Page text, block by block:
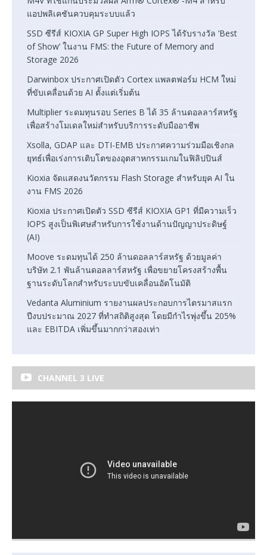
แอปพลิเคชันควบคุมระบบแล้ว
SSD ซีรีส์ KIOXIA GP Super High IOPS ได้รับรางวัล ‘Best
of Show’ ในงาน FMS: the Future of Memory and
Storage 2026
Darwinbox ประกาศเปิดตัว Cortex แพลตฟอร์ม HCM ใหม่
ที่ขับเคลื่อนด้วย AI ตั้งแต่เริ่มต้น
Multiplier ระดมทุนรอบ Series B ได้ 35 ล้านดอลลาร์สหรัฐ
เพื่อสร้างโมเดลใหม่สำหรับบริการระดับมืออาชีพ
Xsolla, GDAP และ DTI-EMB ประกาศความร่วมมือเชิงกล
ยุทธ์เพื่อเร่งการเติบโตของอุตสาหกรรมเกมในฟิลิปปินส์
Kioxia จัดแสดงนวัตกรรม Flash Storage สำหรับยุค AI ใน
งาน FMS 2026
Kioxia ประกาศเปิดตัว SSD ซีรีส์ KIOXIA GP1 ที่มีความเร็ว
IOPS สูงเป็นพิเศษสำหรับการใช้งานด้านปัญญาประดิษฐ์
(AI)
Moove ระดมทุนได้ 250 ล้านดอลลาร์สหรัฐ ด้วยมูลค่า
บริษัท 2.1 พันล้านดอลลาร์สหรัฐ เพื่อขยายโครงสร้างพื้น
ฐานระดับโลกสำหรับระบบขับเคลื่อนอัตโนมัติ
Vedanta Aluminium รายงานผลประกอบการไตรมาสแรก
ปีงบประมาณ 2027 ที่ทำสถิติสูงสุด โดยมีกำไรพุ่งขึ้น 205%
และ EBITDA เพิ่มขึ้นมากกว่าสองเท่า
CHANNEL 3 LIVE